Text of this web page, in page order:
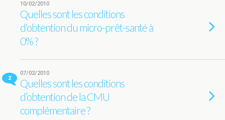
10/02/2010
Quelles sont les conditions
d’obtention du micro-prêt-santé à
0% ?
2
07/02/2010
Quelles sont les conditions
d’obtention de la CMU
complémentaire ?